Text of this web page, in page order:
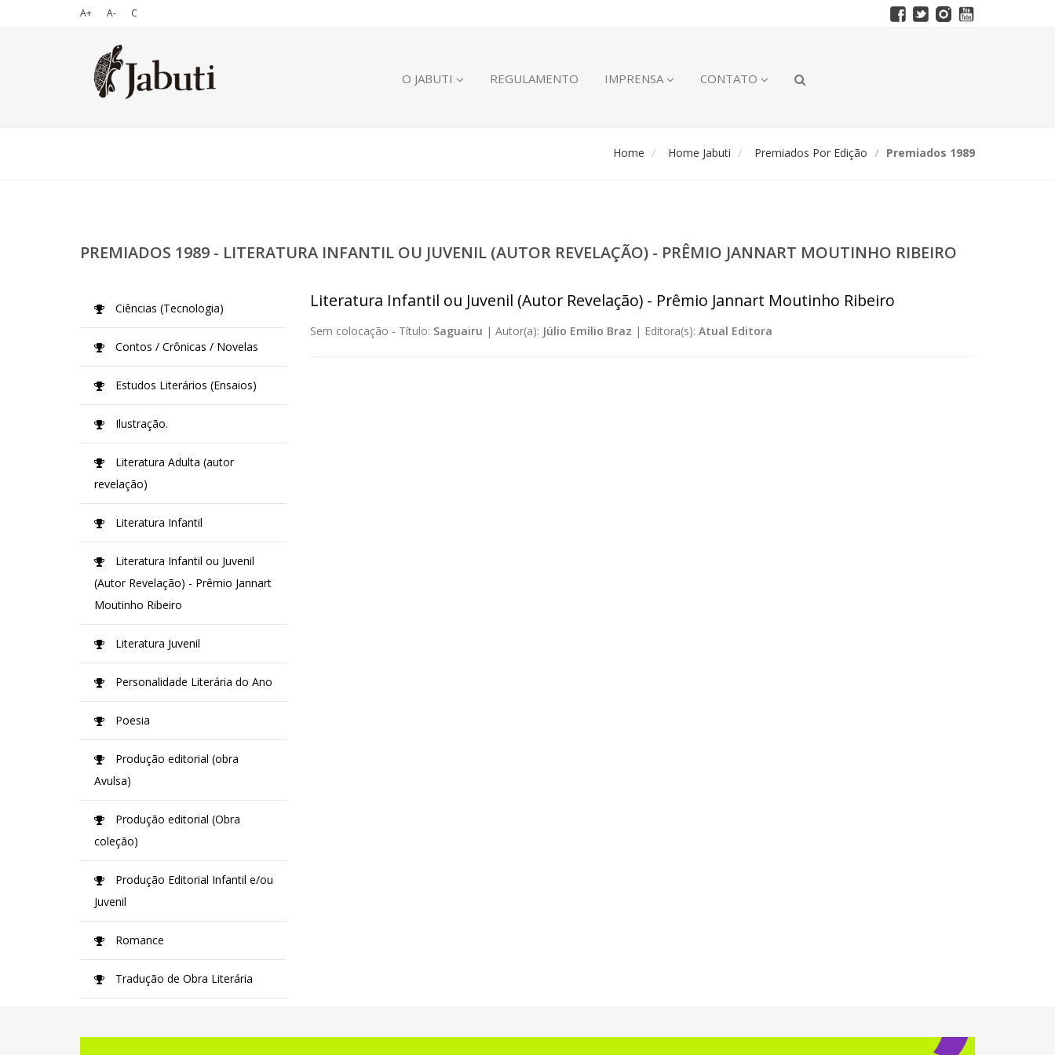
A+ A- C
O JABUTI REGULAMENTO IMPRENSA CONTATO
Home Home Jabuti Premiados Por Edição Premiados 1989
PREMIADOS 1989 - LITERATURA INFANTIL OU JUVENIL (AUTOR REVELAÇÃO) - PRÊMIO JANNART MOUTINHO RIBEIRO
Literatura Infantil ou Juvenil (Autor Revelação) - Prêmio Jannart Moutinho Ribeiro
Sem colocação - Título: Saguairu | Autor(a): Júlio Emílio Braz | Editora(s): Atual Editora
Ciências (Tecnologia)
Contos / Crônicas / Novelas
Estudos Literários (Ensaios)
Ilustração.
Literatura Adulta (autor
revelação)
Literatura Infantil
Literatura Infantil ou Juvenil
(Autor Revelação) - Prêmio Jannart
Moutinho Ribeiro
Literatura Juvenil
Personalidade Literária do Ano
Poesia
Produção editorial (obra
Avulsa)
Produção editorial (Obra
coleção)
Produção Editorial Infantil e/ou
Juvenil
Romance
Tradução de Obra Literária